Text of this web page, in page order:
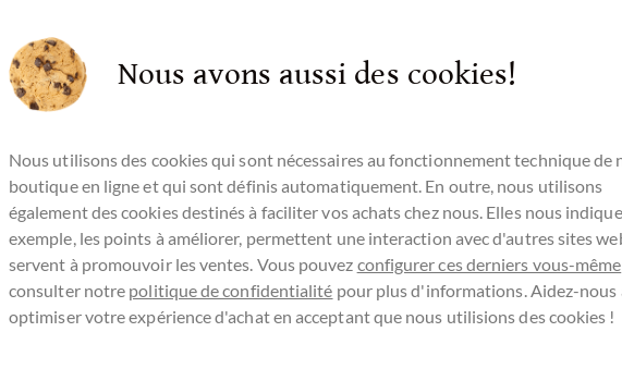
Venchi
fondente 75% in der Tüte
Schokoladen Kaviar mit dunkler
Ganache gefüllt
Détails
Nous avons aussi des cookies!
Nous utilisons des cookies qui sont nécessaires au fonctionnement technique de
boutique en ligne et qui sont définis automatiquement. En outre, nous utilisons
également des cookies destinés à faciliter vos achats chez nous. Elles nous
exemple, les points à améliorer, permettent une interaction avec d'autres sites
servent à promouvoir les ventes. Vous pouvez configurer ces derniers vous-même
consulter notre politique de confidentialité pour plus d'informations. Aidez-nous
optimiser votre expérience d'achat en acceptant que nous utilisions des cookies !